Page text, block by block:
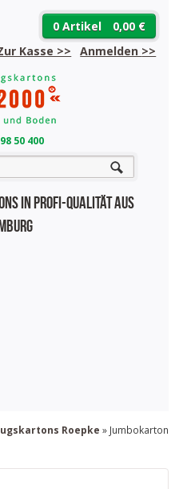
0 Artikel
0,00 €
Kasse >>
Anmelden >>
50 400
in Profi-Qualität aus
Roepke » Jumbokarton